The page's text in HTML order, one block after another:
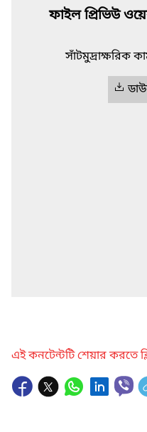
ফাইল প্রিভিউ
সাঁটমুদ্রাক্ষরিক
এই কনটেন্টটি শেয়ার করতে